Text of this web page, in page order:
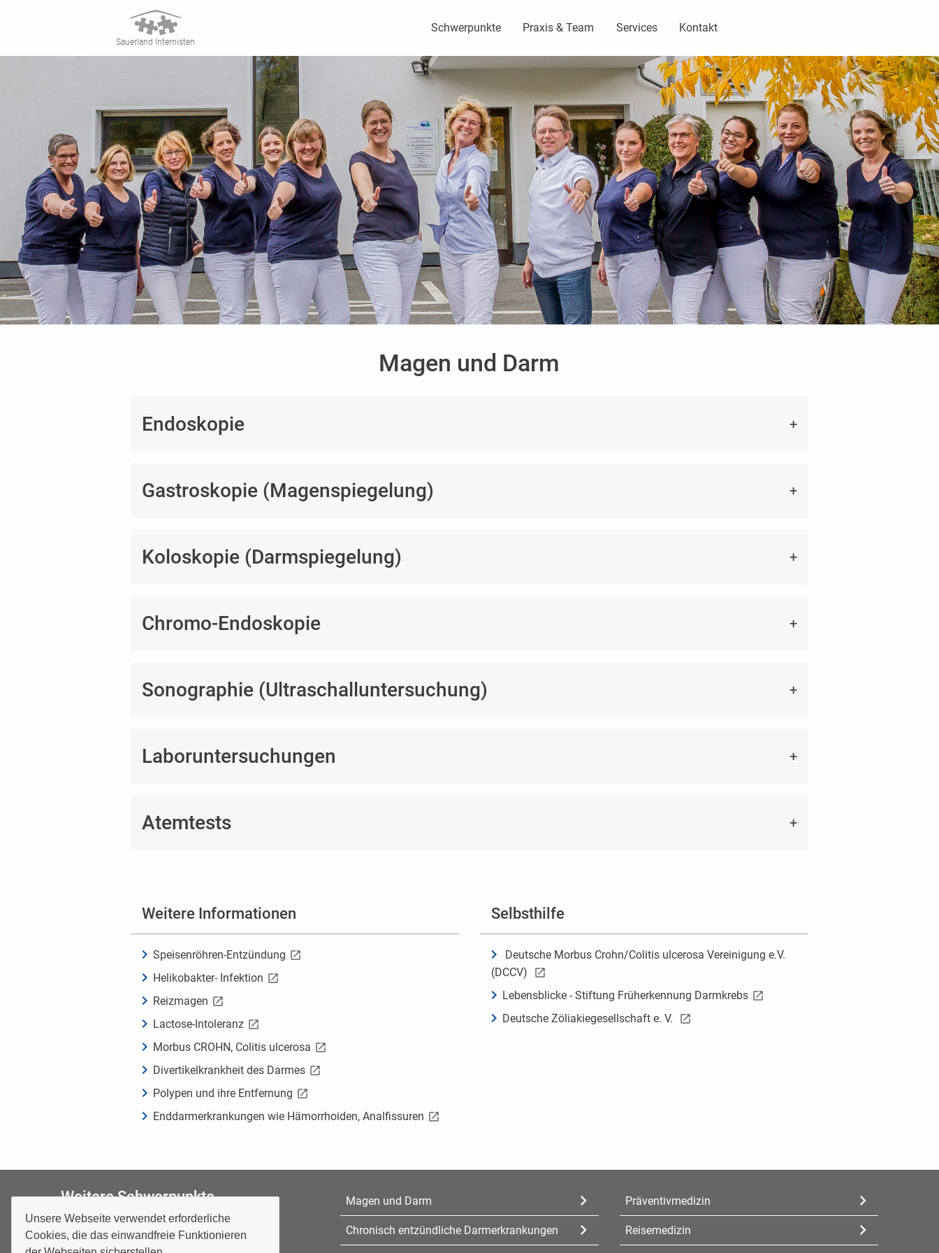
Unsere Webseite verwendet erforderliche
Cookies, die das einwandfreie Funktionieren
Sauerland Internisten
Schwerpunkte Praxis & Team Services Kontakt
Magen und Darm
Endoskopie
Gastroskopie (Magenspiegelung)
Koloskopie (Darmspiegelung)
Chromo-Endoskopie
Sonographie (Ultraschalluntersuchung)
Laboruntersuchungen
Atemtests
Weitere Informationen
Speisenröhren-Entzündung
Helikobakter- Infektion
Reizmagen
Lactose-Intoleranz
Morbus CROHN, Colitis ulcerosa
Divertikelkrankheit des Darmes
Polypen und ihre Entfernung
Enddarmerkrankungen wie Hämorrhoiden, Analfissuren
Selbsthilfe
Deutsche Morbus Crohn/Colitis ulcerosa Vereinigung e.V.
(DCCV)
Lebensblicke - Stiftung Früherkennung Darmkrebs
Deutsche Zöliakiegesellschaft e. V.
Weitere Schwerpunkte Magen und Darm
Chronisch entzündliche Darmerkrankungen
Präventivmedizin
Reisemedizin